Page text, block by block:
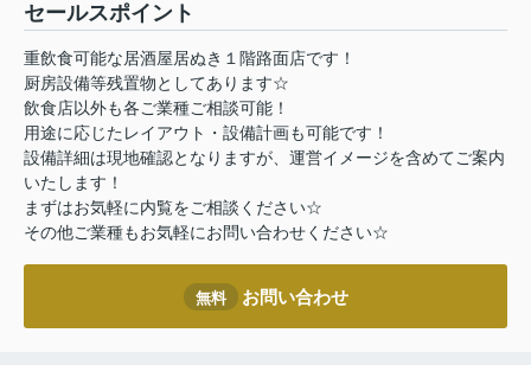
セールスポイント
重飲食可能な居酒屋居ぬき１階路面店です！
厨房設備等残置物としてあります☆
飲食店以外も各ご業種ご相談可能！
用途に応じたレイアウト・設備計画も可能です！
設備詳細は現地確認となりますが、運営イメージを含めてご案内
いたします！
まずはお気軽に内覧をご相談ください☆
その他ご業種もお気軽にお問い合わせください☆
無料 お問い合わせ